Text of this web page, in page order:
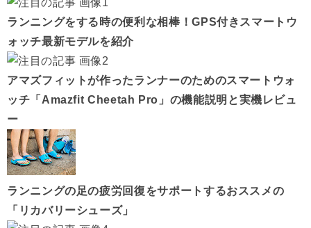
ランニングをする時の便利な相棒！GPS付きスマートウ
ォッチ最新モデルを紹介
アマズフィットが作ったランナーのためのスマートウォ
ッチ「Amazfit Cheetah Pro」の機能説明と実機レビュ
ー
ランニングの足の疲労回復をサポートするおススメの
「リカバリーシューズ」